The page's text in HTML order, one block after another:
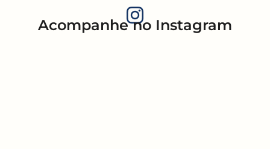
Acompanhe no Instagram